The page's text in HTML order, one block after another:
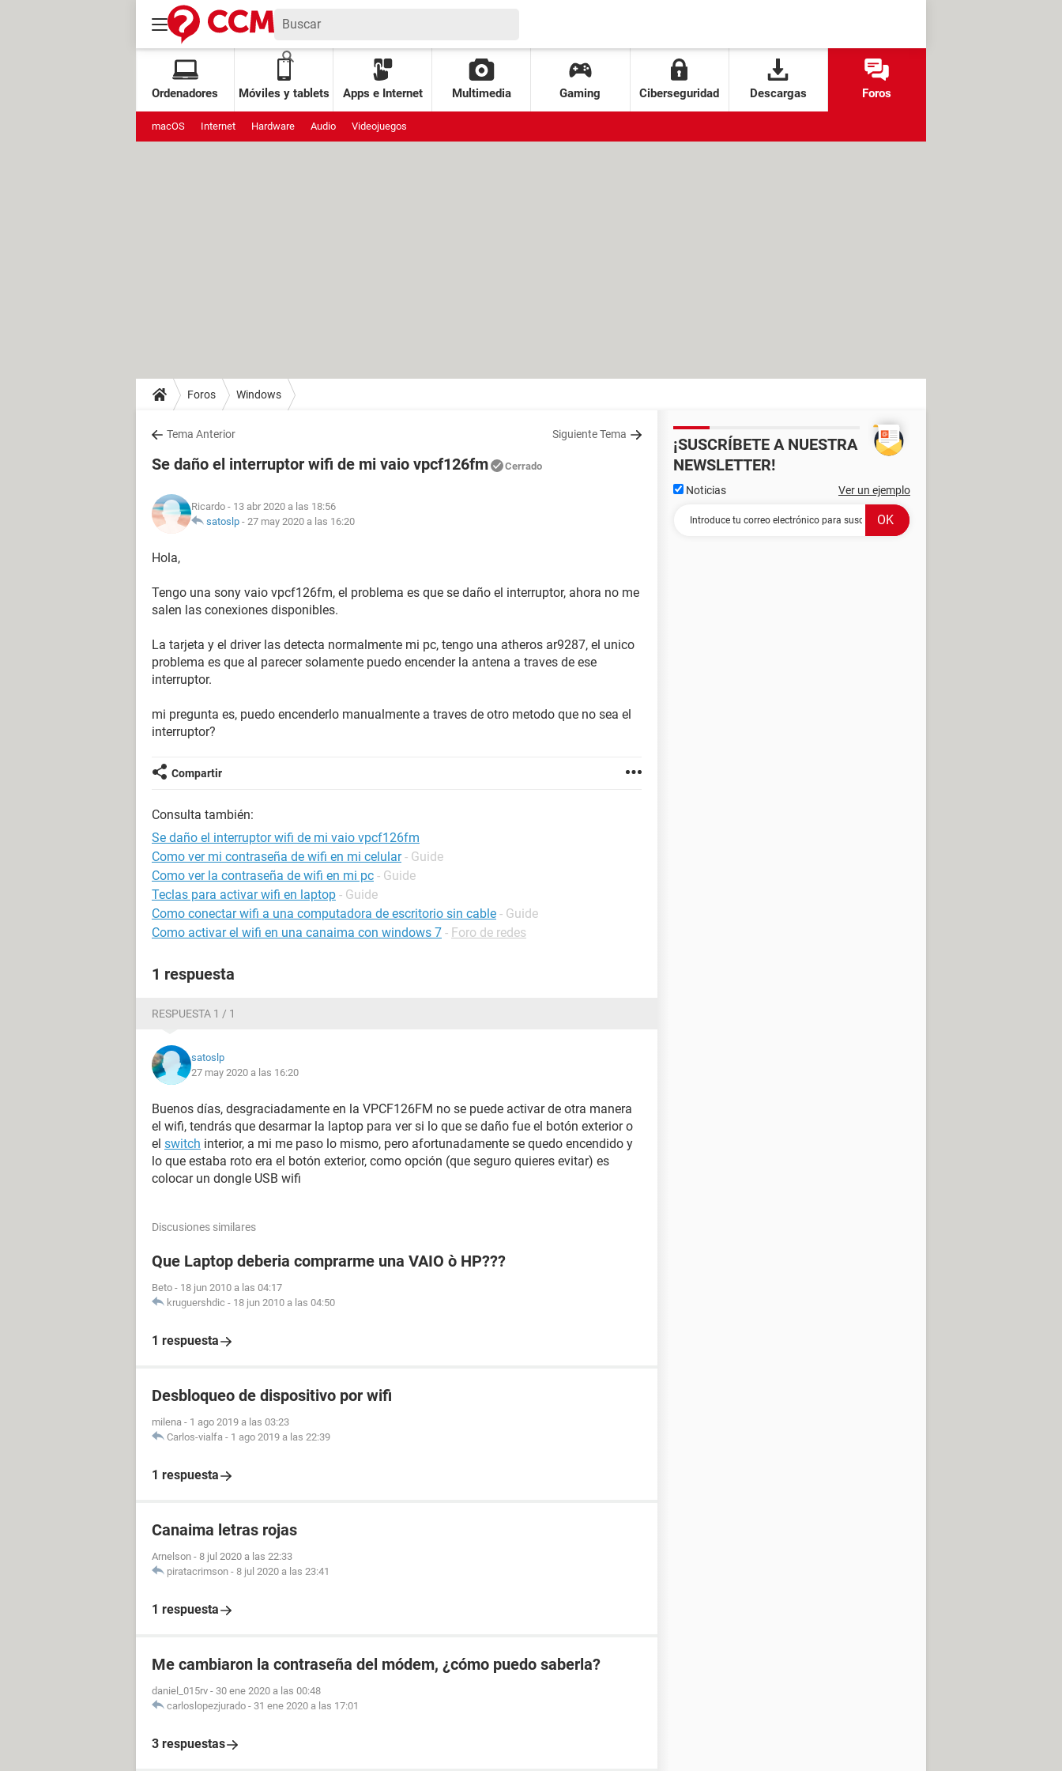
Ordenadores Móviles y tablets Apps e Internet Multimedia Gaming Ciberseguridad Descargas Foros
macOS Internet Hardware Audio Videojuegos
Foros Windows
Tema Anterior Siguiente Tema
Se daño el interruptor wifi de mi vaio vpcf126fm Cerrado
Ricardo - 13 abr 2020 a las 18:56
satoslp - 27 may 2020 a las 16:20
Hola,
Tengo una sony vaio vpcf126fm, el problema es que se daño el interruptor, ahora no me
salen las conexiones disponibles.
La tarjeta y el driver las detecta normalmente mi pc, tengo una atheros ar9287, el unico
problema es que al parecer solamente puedo encender la antena a traves de ese
interruptor.
mi pregunta es, puedo encenderlo manualmente a traves de otro metodo que no sea el
interruptor?
Compartir
Consulta también:
Se daño el interruptor wifi de mi vaio vpcf126fm
Como ver mi contraseña de wifi en mi celular - Guide
Como ver la contraseña de wifi en mi pc - Guide
Teclas para activar wifi en laptop - Guide
Como conectar wifi a una computadora de escritorio sin cable - Guide
Como activar el wifi en una canaima con windows 7 - Foro de redes
1 respuesta
RESPUESTA 1 / 1
satoslp
27 may 2020 a las 16:20
Buenos días, desgraciadamente en la VPCF126FM no se puede activar de otra manera
el wifi, tendrás que desarmar la laptop para ver si lo que se daño fue el botón exterior o
el switch interior, a mi me paso lo mismo, pero afortunadamente se quedo encendido y
lo que estaba roto era el botón exterior, como opción (que seguro quieres evitar) es
colocar un dongle USB wifi
Discusiones similares
Que Laptop deberia comprarme una VAIO ò HP???
Beto - 18 jun 2010 a las 04:17
kruguershdic - 18 jun 2010 a las 04:50
1 respuesta
Desbloqueo de dispositivo por wifi
milena - 1 ago 2019 a las 03:23
Carlos-vialfa - 1 ago 2019 a las 22:39
1 respuesta
Canaima letras rojas
Arnelson - 8 jul 2020 a las 22:33
piratacrimson - 8 jul 2020 a las 23:41
1 respuesta
Me cambiaron la contraseña del módem, ¿cómo puedo saberla?
daniel_015rv - 30 ene 2020 a las 00:48
carloslopezjurado - 31 ene 2020 a las 17:01
3 respuestas
¡SUSCRÍBETE A NUESTRA
NEWSLETTER!
Noticias Ver un ejemplo